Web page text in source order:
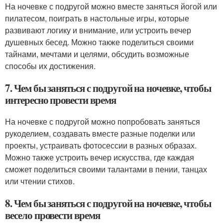
На ночевке с подругой можно вместе заняться йогой или
пилатесом, поиграть в настольные игры, которые
развивают логику и внимание, или устроить вечер
душевных бесед. Можно также поделиться своими
тайнами, мечтами и целями, обсудить возможные
способы их достижения.
7. Чем бы заняться с подругой на ночевке, чтобы
интересно провести время
На ночевке с подругой можно попробовать заняться
рукоделием, создавать вместе разные поделки или
проекты, устраивать фотосессии в разных образах.
Можно также устроить вечер искусства, где каждая
сможет поделиться своими талантами в пении, танцах
или чтении стихов.
8. Чем бы заняться с подругой на ночевке, чтобы
весело провести время